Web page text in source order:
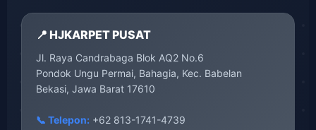
📍 HJKARPET PUSAT
Jl. Raya Candrabaga Blok AQ2 No.6
Pondok Ungu Permai, Bahagia, Kec. Babelan
Bekasi, Jawa Barat 17610
📞 Telepon: +62 813-1741-4739